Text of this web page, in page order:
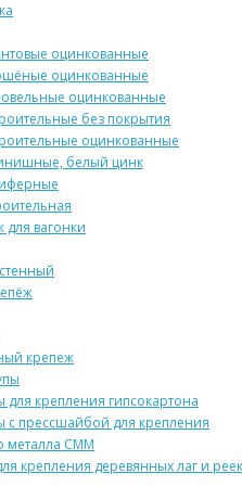
оцинкованные
оцинкованные
оцинкованные
без покрытия
оцинкованные
белый цинк
вагонки
крепеж
для крепления гипсокартона
с прессшайбой для крепления
металла СММ
крепления деревянных лаг и реек